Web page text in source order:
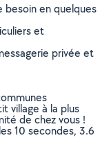
besoin en quelques
et
privée et
village à la plus
de chez vous !
10 secondes, 3.6